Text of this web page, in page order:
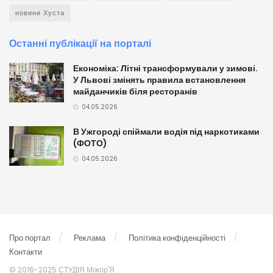
новини Хуста
Останні публікації на порталі
Економіка: Літні трансформували у зимові.
У Львові змінять правила встановлення
майданчиків біля ресторанів
04.05.2026
В Ужгороді спіймали водія під наркотиками
(ФОТО)
04.05.2026
Про портал Реклама
Політика конфіденційності
Контакти
© 2016-2025 СТУДІЯ Міжгір'Я